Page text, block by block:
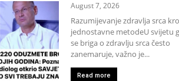
August 7, 2026
Razumijevanje zdravlja srca
jednostavne metodeU svijetu
se briga o zdravlju srca često
zanemaruje, važno je...
Read more